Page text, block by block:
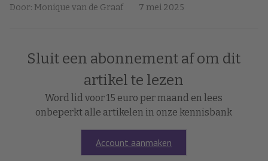
Door: Monique van de Graaf 7 mei 2025
Sluit een abonnement af om dit
artikel te lezen
Word lid voor 15 euro per maand en lees
onbeperkt alle artikelen in onze kennisbank
Account aanmaken